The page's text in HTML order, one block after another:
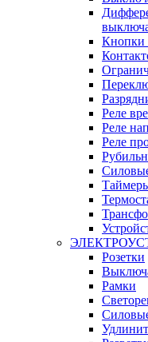
Кнопки
Реле
Реле
Реле
Розетки
Рамки